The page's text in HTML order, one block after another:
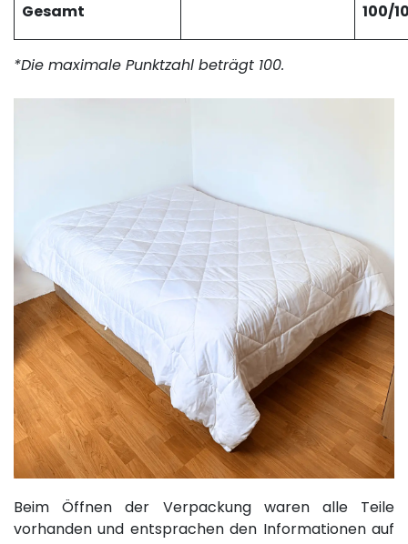
Gesamt 100/
*Die maximale Punktzahl beträgt 100.
Beim Öffnen der Verpackung waren alle Teile
vorhanden und entsprachen den Informationen auf